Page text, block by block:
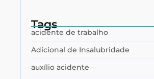
Tags
acidente de trabalho
Adicional de Insalubridade
auxílio acidente